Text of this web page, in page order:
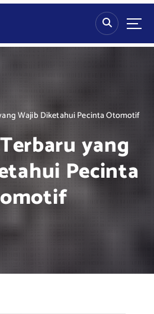
Wajib Diketahui Pecinta Otomotif
yang
Pecinta